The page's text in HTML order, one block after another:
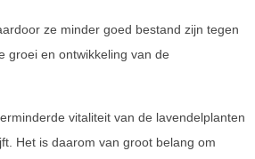
ze minder goed bestand zijn tegen
groei en ontwikkeling van de
vitaliteit van de lavendelplanten
Het is daarom van groot belang om